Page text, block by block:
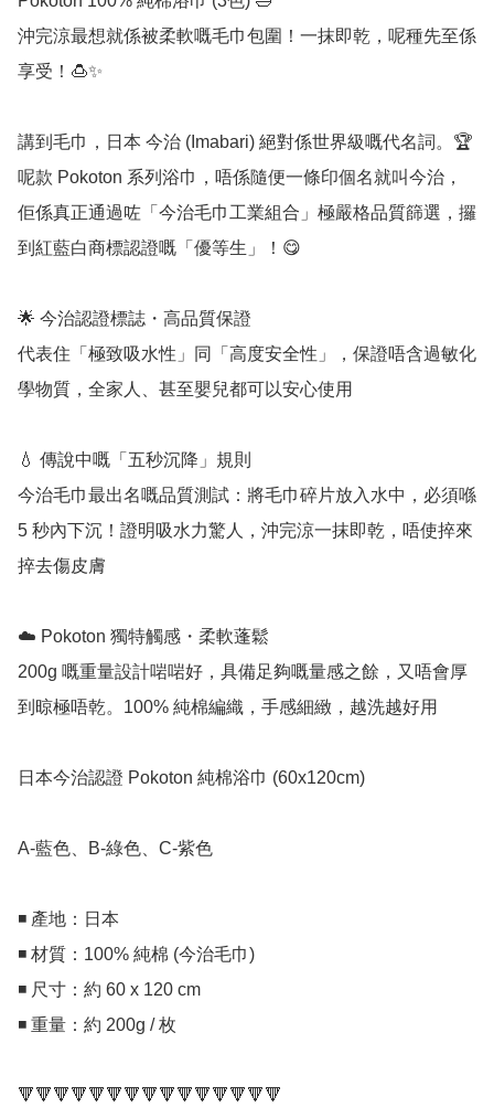
沖完涼最想就係被柔軟嘅毛巾包圍！一抹即乾，呢種先至係
享受！🍮✨
講到毛巾，日本 今治 (Imabari) 絕對係世界級嘅代名詞。🏆
呢款 Pokoton 系列浴巾，唔係隨便一條印個名就叫今治，
佢係真正通過咗「今治毛巾工業組合」極嚴格品質篩選，攞
到紅藍白商標認證嘅「優等生」！😋
🌟 今治認證標誌・高品質保證
代表住「極致吸水性」同「高度安全性」，保證唔含過敏化
學物質，全家人、甚至嬰兒都可以安心使用
💧 傳說中嘅「五秒沉降」規則
今治毛巾最出名嘅品質測試：將毛巾碎片放入水中，必須喺
5 秒內下沉！證明吸水力驚人，沖完涼一抹即乾，唔使捽來
捽去傷皮膚
☁️ Pokoton 獨特觸感・柔軟蓬鬆
200g 嘅重量設計啱啱好，具備足夠嘅量感之餘，又唔會厚
到晾極唔乾。100% 純棉編織，手感細緻，越洗越好用
日本今治認證 Pokoton 純棉浴巾 (60x120cm)
A-藍色、B-綠色、C-紫色
◾ 產地：日本
◾ 材質：100% 純棉 (今治毛巾)
◾ 尺寸：約 60 x 120 cm
◾ 重量：約 200g / 枚
🔻🔻🔻🔻🔻🔻🔻🔻🔻🔻🔻🔻🔻🔻🔻